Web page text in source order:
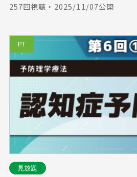
257回視聴 ・ 2025/11/07公開
PT
見放題